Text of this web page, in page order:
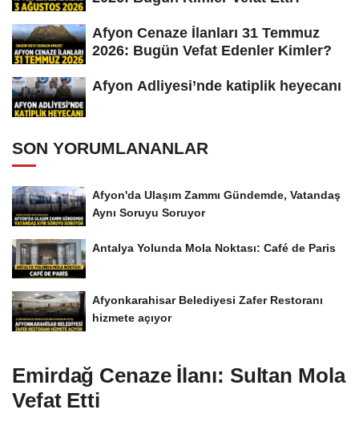
Afyon Cenaze İlanları 31 Temmuz
2026: Bugün Vefat Edenler Kimler?
Afyon Adliyesi’nde katiplik heyecanı
SON YORUMLANANLAR
Afyon'da Ulaşım Zammı Gündemde, Vatandaş
Aynı Soruyu Soruyor
Antalya Yolunda Mola Noktası: Café de Paris
Afyonkarahisar Belediyesi Zafer Restoranı
hizmete açıyor
Emirdağ Cenaze İlanı: Sultan Mola
Vefat Etti